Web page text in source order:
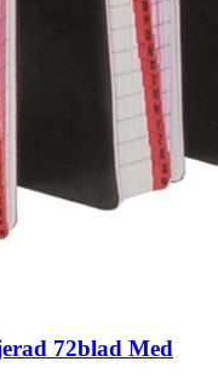
72blad Med